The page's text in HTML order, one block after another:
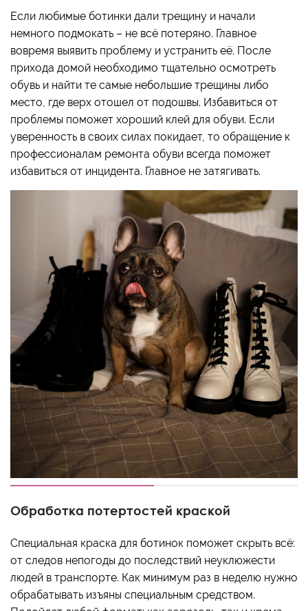
Если любимые ботинки дали трещину и начали
немного подмокать – не всё потеряно. Главное
вовремя выявить проблему и устранить её. После
прихода домой необходимо тщательно осмотреть
обувь и найти те самые небольшие трещины либо
место, где верх отошел от подошвы. Избавиться от
проблемы поможет хороший клей для обуви. Если
уверенность в своих силах покидает, то обращение к
профессионалам ремонта обуви всегда поможет
избавиться от инцидента. Главное не затягивать.
Обработка потертостей краской
Специальная краска для ботинок поможет скрыть всё:
от следов непогоды до последствий неуклюжести
людей в транспорте. Как минимум раз в неделю нужно
обрабатывать изъяны специальным средством.